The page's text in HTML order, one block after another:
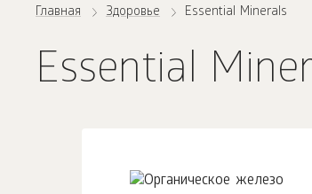
Главная Здоровье Essential Minerals
Essential